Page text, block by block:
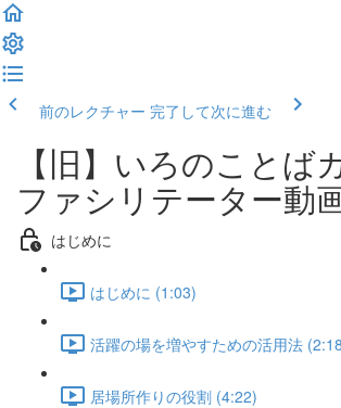
前のレクチャー 完了して次に進む
【旧】いろのことば
ファシリテーター動
はじめに
はじめに (1:03)
活躍の場を増やすための活用法
居場所作りの役割 (4:22)